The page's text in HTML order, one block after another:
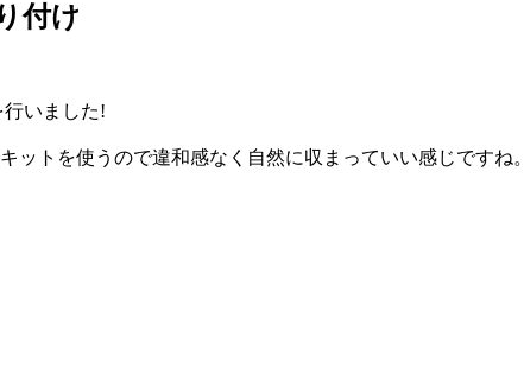
付け
いました!
ットを使うので違和感なく自然に収まっていい感じですね。